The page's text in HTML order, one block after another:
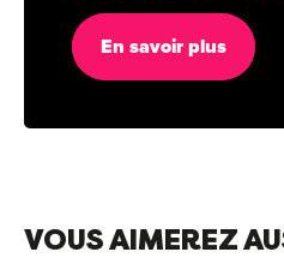
En savoir plus
VOUS AIMEREZ